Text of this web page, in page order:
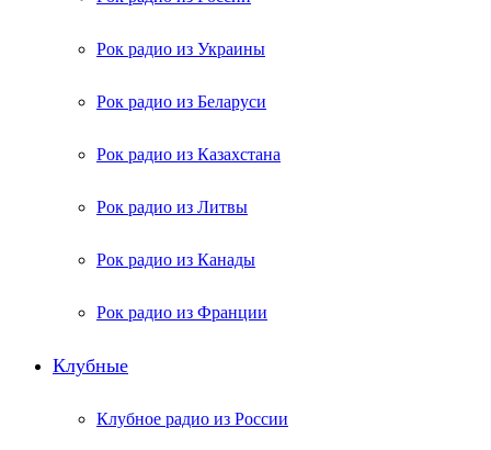
Рок радио из Украины
Рок радио из Беларуси
Рок радио из Казахстана
Рок радио из Литвы
Рок радио из Канады
Рок радио из Франции
Клубные
Клубное радио из России